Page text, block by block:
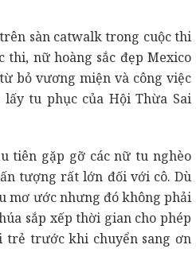
sàn catwalk trong cuộc thi
thi, nữ hoàng sắc đẹp Mexico
bỏ vương miện và công việc
tu phục của Hội Thừa Sai
tiên gặp gỡ các nữ tu nghèo
tượng rất lớn đối với cô. Dù
mơ ước nhưng đó không phải
sắp xếp thời gian cho phép
trẻ trước khi chuyển sang ơn